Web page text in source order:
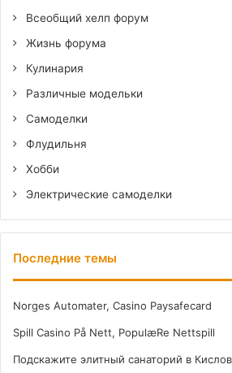
Всеобщий хелп форум
Жизнь форума
Кулинария
Различные модельки
Самоделки
Флудильня
Хобби
Электрические самоделки
Последние темы
Norges Automater, Casino Paysafecard
Spill Casino På Nett, PopulæRe Nettspill
Подскажите элитный санаторий в